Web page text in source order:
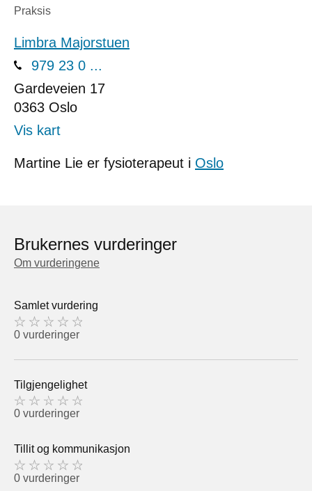
Praksis
Limbra Majorstuen
979 23 0 ...
Gardeveien 17
0363 Oslo
Vis kart
Martine Lie er fysioterapeut i Oslo
Brukernes vurderinger
Om vurderingene
Samlet vurdering
0 vurderinger
Tilgjengelighet
0 vurderinger
Tillit og kommunikasjon
0 vurderinger